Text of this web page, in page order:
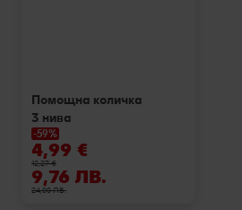
Помощна количка
3 нива
-59%
4,99 €
12,27 €
9,76 ЛВ.
24,00 ЛВ.